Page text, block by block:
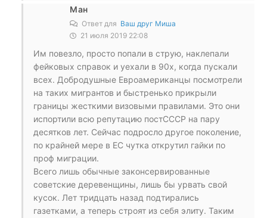
Ман
Ответ для Ваш друг Миша
21 июля 2019 22:08
Им повезло, просто попали в струю, наклепали
фейковых справок и уехали в 90х, когда пускали
всех. Добродушные Евроамериканцы посмотрели
на таких мигрантов и быстренько прикрыли
границы жесткими визовыми правилами. Это они
испортили всю репутацию постСССР на пару
десятков лет. Сейчас подросло другое поколение,
по крайней мере в ЕС чутка открутил гайки по
проф миграции.
Всего лишь обычные законсервированные
советские деревенщины, лишь бы урвать свой
кусок. Лет тридцать назад подтирались
газетками, а теперь строят из себя элиту. Таким